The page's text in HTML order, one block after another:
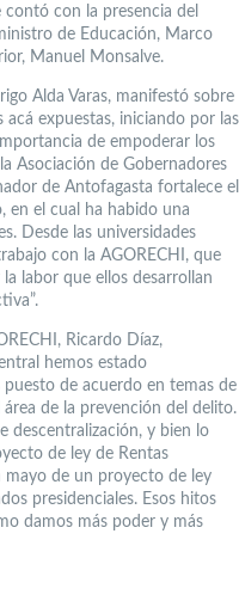
con la presencia del
de Educación, Marco
Manuel Monsalve.
Alda Varas, manifestó sobre
acá expuestas, iniciando por las
de empoderar los
Asociación de Gobernadores
de Antofagasta fortalece el
en el cual ha habido una
Desde las universidades
con la AGORECHI, que
labor que ellos desarrollan
Ricardo Díaz,
hemos estado
de acuerdo en temas de
de la prevención del delito.
descentralización, y bien lo
de ley de Rentas
mayo de un proyecto de ley
presidenciales. Esos hitos
damos más poder y más